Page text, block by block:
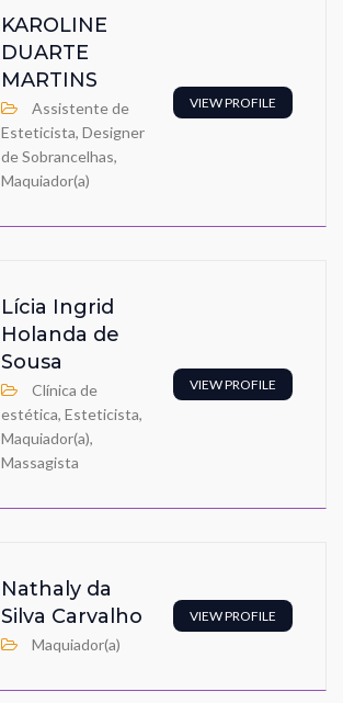
KAROLINE
DUARTE
MARTINS
Assistente de
Esteticista, Designer
de Sobrancelhas,
Maquiador(a)
VIEW PROFILE
Lícia Ingrid
Holanda de
Sousa
Clínica de
estética, Esteticista,
Maquiador(a),
Massagista
VIEW PROFILE
Nathaly da
Silva Carvalho
Maquiador(a)
VIEW PROFILE